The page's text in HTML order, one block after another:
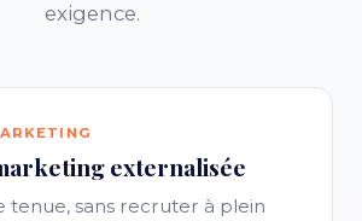
exigence.
externalisée
tenue, sans recruter à plein